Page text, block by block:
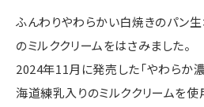
ふんわりやわらかい白焼きのパン
のミルククリームをはさみました。
2024年11月に発売した「やわらか
海道練乳入りのミルククリームを使